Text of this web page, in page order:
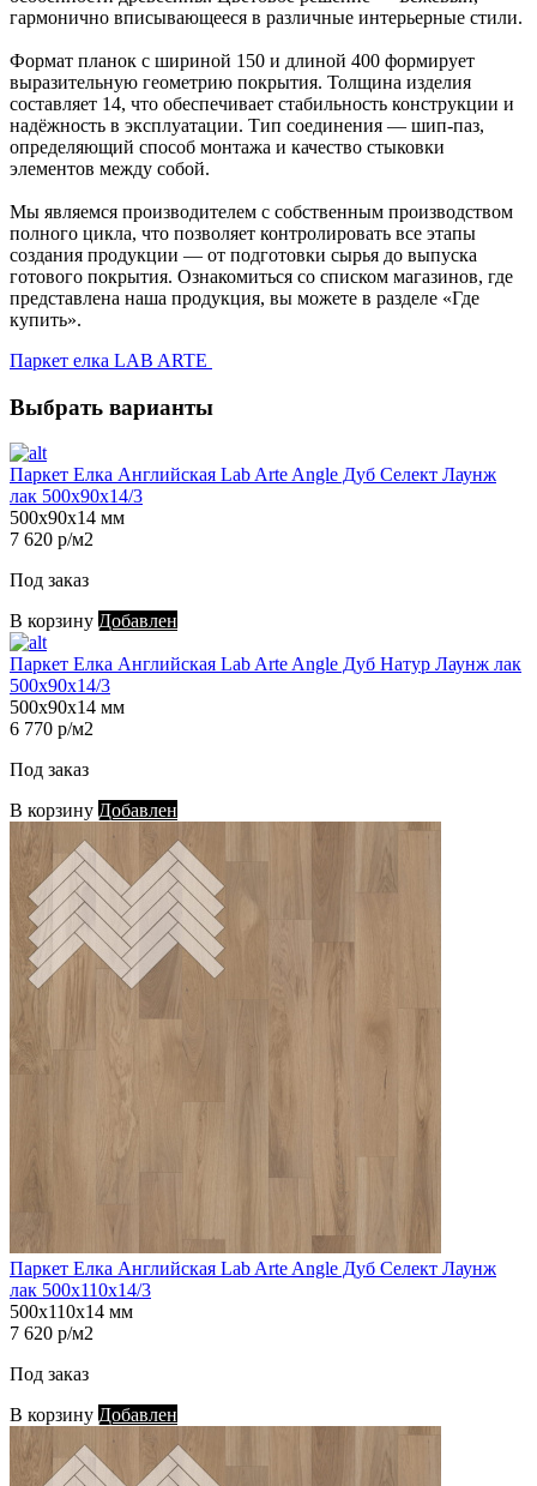
гармонично вписывающееся в различные интерьерные стили.
Формат планок с шириной 150 и длиной 400 формирует
выразительную геометрию покрытия. Толщина изделия
составляет 14, что обеспечивает стабильность конструкции и
надёжность в эксплуатации. Тип соединения — шип-паз,
определяющий способ монтажа и качество стыковки
элементов между собой.
Мы являемся производителем с собственным производством
полного цикла, что позволяет контролировать все этапы
создания продукции — от подготовки сырья до выпуска
готового покрытия. Ознакомиться со списком магазинов, где
представлена наша продукция, вы можете в разделе «Где
купить».
Паркет елка LAB ARTE
Выбрать варианты
Паркет Елка Английская Lab Arte Angle Дуб Селект Лаунж
лак 500х90х14/3
500х90х14 мм
7 620 р/м2
Под заказ
В корзину Добавлен
Паркет Елка Английская Lab Arte Angle Дуб Натур Лаунж лак
500х90х14/3
500х90х14 мм
6 770 р/м2
Под заказ
В корзину Добавлен
Паркет Елка Английская Lab Arte Angle Дуб Селект Лаунж
лак 500х110х14/3
500х110х14 мм
7 620 р/м2
Под заказ
В корзину Добавлен